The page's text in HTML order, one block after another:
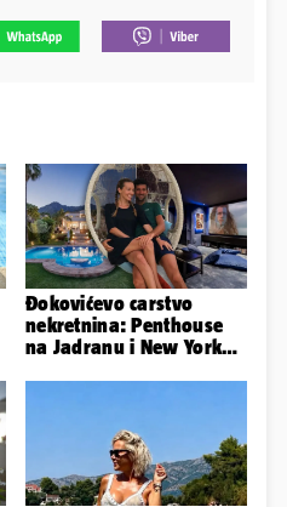
Đokovićevo carstvo
nekretnina: Penthouse
na Jadranu i New Yorku,